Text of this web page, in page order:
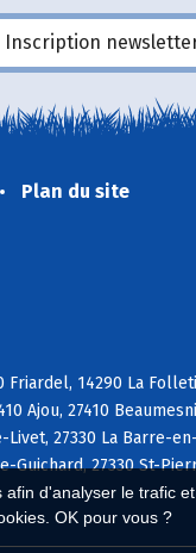
d'analyser le trafic
OK pour vous ?
Inscription
Plan du site
Friardel, 14290 La
Ajou, 27410
27330 La Barre-
Guichard, 27330 St-